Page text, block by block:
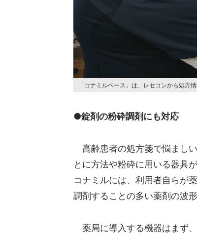
「コナミルベース」は、レセコンから処方
●錠剤の粉砕調剤にも対応
高齢患者の処方箋で悩まし
とに方法や粉砕に用いる器具
コナミルには、利用者自らが
調剤することの多い薬剤の波
薬局に導入する機器はまず